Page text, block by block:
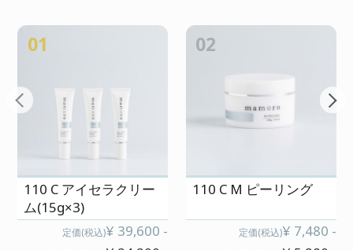
01
110 C アイセラクリー
ム(15g×3)
定価(税込)¥ 39,600 -
02
110 C M ピーリング
定価(税込)¥ 7,480 -